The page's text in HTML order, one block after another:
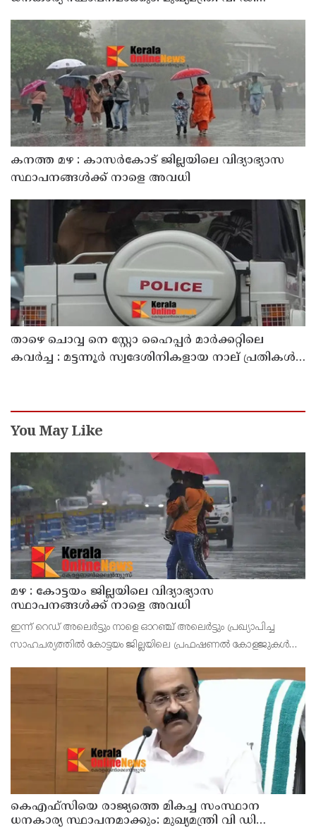
കനത്ത മഴ : കാസർകോട് ജില്ലയിലെ വിദ്യാഭ്യാസ
സ്ഥാപനങ്ങൾക്ക് നാളെ അവധി
താഴെ ചൊവ്വ നെ സ്റ്റോ ഹൈപ്പർ മാർക്കറ്റിലെ
കവർച്ച : മട്ടന്നൂർ സ്വദേശിനികളായ നാല് പ്രതികൾ
You May Like
മഴ : കോട്ടയം ജില്ലയിലെ വിദ്യാഭ്യാസ
സ്ഥാപനങ്ങൾക്ക് നാളെ അവധി
ഇന്ന് റെഡ് അലെർട്ടും നാളെ ഓറഞ്ച് അലെർട്ടും പ്രഖ്യാപിച്ച
സാഹചര്യത്തിൽ കോട്ടയം ജില്ലയിലെ പ്രഫഷണൽ കോളജുകൾ
വെള്ളി) ജില്ലാ കളക്ടർ ചേതൻ കുമാർ മീ
കെഎഫ്‌സിയെ രാജ്യത്തെ മികച്ച സംസ്ഥാന
ധനകാര്യ സ്ഥാപനമാക്കും: മുഖ്യമന്ത്രി വി ഡി